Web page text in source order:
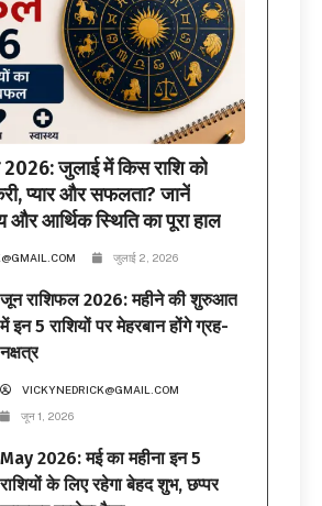
जुलाई में किस राशि को
प्यार और सफलता? जानें
और आर्थिक स्थिति का पूरा हाल
जुलाई 2, 2026
जून राशिफल 2026: महीने की शुरुआत
में इन 5 राशियों पर मेहरबान होंगे ग्रह-
नक्षत्र
VICKYNEDRICK@GMAIL.COM
जून 1, 2026
May 2026: मई का महीना इन 5
राशियों के लिए रहेगा बेहद शुभ, छप्पर